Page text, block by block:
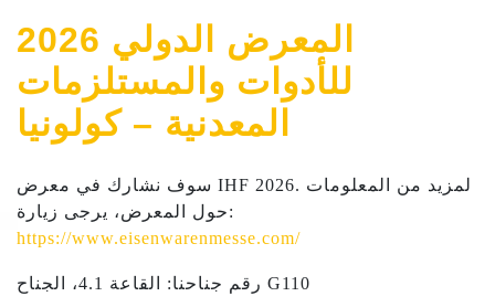
2026 المعرض الدولي
للأدوات والمستلزمات
المعدنية – كولونيا
سوف نشارك في معرض IHF 2026. لمزيد من المعلومات
حول المعرض، يرجى زيارة:
https://www.eisenwarenmesse.com/
رقم جناحنا: القاعة 4.1، الجناح G110